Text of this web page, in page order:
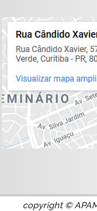
copyright ©